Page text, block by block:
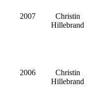
2007
Christin
Hillebrand
2006
Christin
Hillebrand